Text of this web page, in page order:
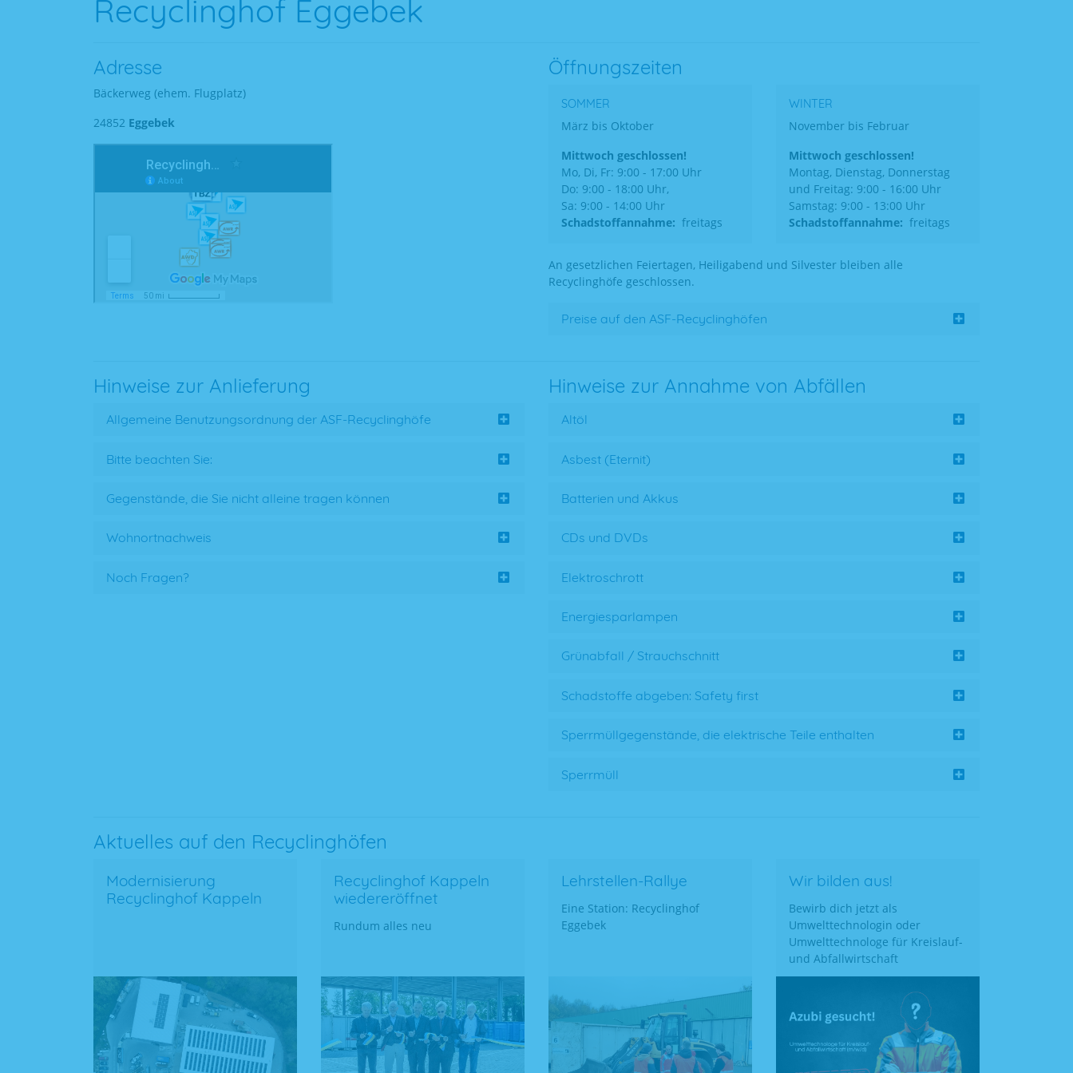
Recyclinghof Eggebek
Adresse
Bäckerweg (ehem. Flugplatz)
24852 Eggebek
Öffnungszeiten
SOMMER
März bis Oktober
Mittwoch geschlossen!
Mo, Di, Fr: 9:00 - 17:00 Uhr
Do: 9:00 - 18:00 Uhr,
Sa: 9:00 - 14:00 Uhr
Schadstoffannahme: freitags
WINTER
November bis Februar
Mittwoch geschlossen!
Montag, Dienstag, Donnerstag
und Freitag: 9:00 - 16:00 Uhr
Samstag: 9:00 - 13:00 Uhr
Schadstoffannahme: freitags
An gesetzlichen Feiertagen, Heiligabend und Silvester bleiben alle
Recyclinghöfe geschlossen.
Preise auf den ASF-Recyclinghöfen
Hinweise zur Anlieferung
Allgemeine Benutzungsordnung der ASF-Recyclinghöfe
Bitte beachten Sie:
Gegenstände, die Sie nicht alleine tragen können
Wohnortnachweis
Noch Fragen?
Hinweise zur Annahme von Abfällen
Altöl
Asbest (Eternit)
Batterien und Akkus
CDs und DVDs
Elektroschrott
Energiesparlampen
Grünabfall / Strauchschnitt
Schadstoffe abgeben: Safety first
Sperrmüllgegenstände, die elektrische Teile enthalten
Sperrmüll
Aktuelles auf den Recyclinghöfen
Modernisierung
Recyclinghof Kappeln
Recyclinghof Kappeln
wiedereröffnet
Rundum alles neu
Lehrstellen-Rallye
Eine Station: Recyclinghof
Eggebek
Wir bilden aus!
Bewirb dich jetzt als
Umwelttechnologin oder
Umwelttechnologe für Kreislauf-
und Abfallwirtschaft